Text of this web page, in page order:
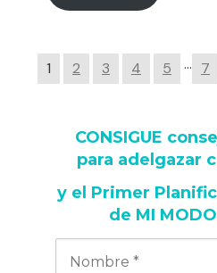
1 2 3 4 5 … 7
CONSIGUE
para adelgazar
y el Primer
de MI